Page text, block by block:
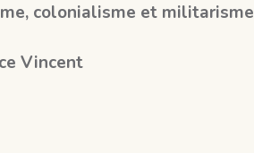
colonialisme et militarisme
Vincent